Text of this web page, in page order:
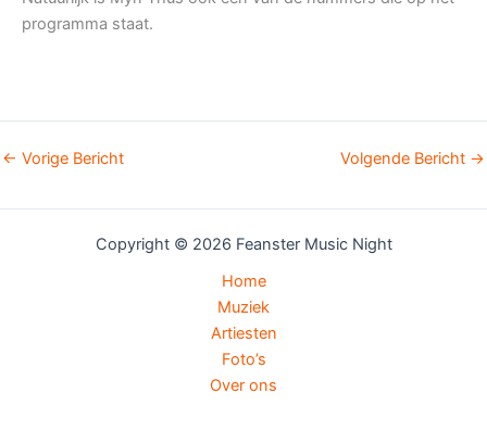
programma staat.
← Vorige Bericht Volgende Bericht →
Copyright © 2026 Feanster Music Night
Home
Muziek
Artiesten
Foto’s
Over ons